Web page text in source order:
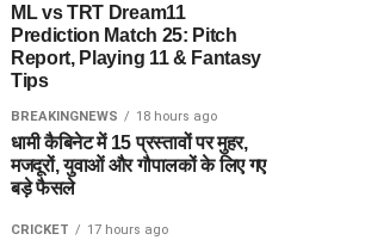
ML vs TRT Dream11
Prediction Match 25: Pitch
Report, Playing 11 & Fantasy
Tips
BREAKINGNEWS 18 hours ago
धामी कैबिनेट में 15 प्रस्तावों पर मुहर,
मजदूरों, युवाओं और गौपालकों के लिए गए
बड़े फैसले
CRICKET 17 hours ago